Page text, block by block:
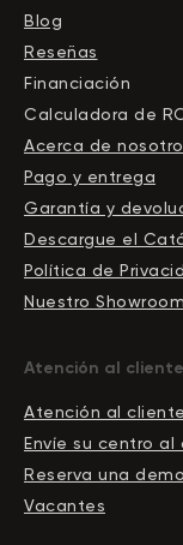
Blog
Reseñas
Financiación
Calculadora de
Acerca de
Pago y entrega
Garantía y
Descargue el
Política de
Nuestro Showroom
Atención al cliente
Atención al cliente
Envíe su centro al
Reserva una
Vacantes